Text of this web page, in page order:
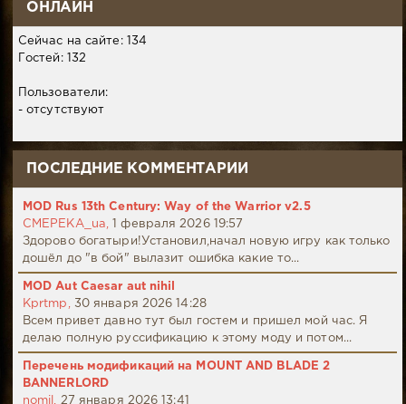
ОНЛАЙН
Сейчас на сайте: 134
Гостей: 132
Пользователи:
- отсутствуют
ПОСЛЕДНИЕ КОММЕНТАРИИ
MOD Rus 13th Century: Way of the Warrior v2.5
CMEPEKA_ua,
1 февраля 2026 19:57
Здорово богатыри!Установил,начал новую игру как только
дошёл до "в бой" вылазит ошибка какие то...
MOD Aut Caesar aut nihil
Kprtmp, 30 января 2026 14:28
Всем привет давно тут был гостем и пришел мой час. Я
делаю полную руссификацию к этому моду и потом...
Перечень модификаций на MOUNT AND BLADE 2
BANNERLORD
nomil, 27 января 2026 13:41